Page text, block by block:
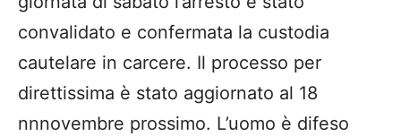
convalidato e confermata la custodia
cautelare in carcere. Il processo per
direttissima è stato aggiornato al 18
nnnovembre prossimo. L’uomo è difeso